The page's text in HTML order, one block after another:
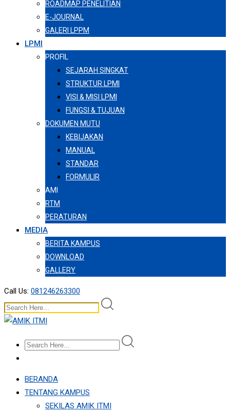
ROADMAP PENELITIAN
E-JOURNAL
GALERI LPPM
LPMI
PROFIL
SEJARAH SINGKAT
STRUKTUR LPMI
VISI & MISI LPMI
FUNGSI & TUJUAN
DOKUMEN MUTU
KEBIJAKAN
MANUAL
STANDAR
FORMULIR
AMI
RTM
PERATURAN
MEDIA
BERITA KAMPUS
DOWNLOAD
GALLERY
Call Us: 081246263300
BERANDA
TENTANG KAMPUS
SEKILAS AMIK ITMI